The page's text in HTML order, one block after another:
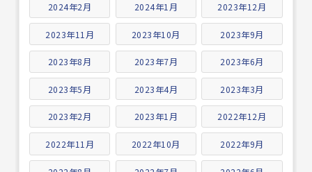
2024年2月 2024年1月 2023年12月
2023年11月 2023年10月 2023年9月
2023年8月 2023年7月 2023年6月
2023年5月 2023年4月 2023年3月
2023年2月 2023年1月 2022年12月
2022年11月 2022年10月 2022年9月